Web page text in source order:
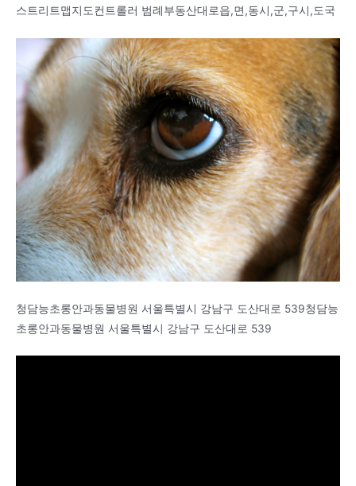
스트리트맵지도컨트롤러 범례부동산대로읍,면,동시,군,구시,도국
청담능초롱안과동물병원 서울특별시 강남구 도산대로 539청담능
초롱안과동물병원 서울특별시 강남구 도산대로 539